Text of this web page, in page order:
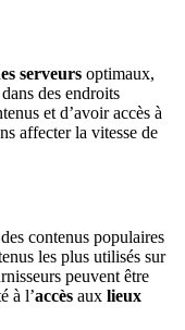
serveurs optimaux,
des endroits
et d’avoir accès à
affecter la vitesse de
contenus populaires
les plus utilisés sur
peuvent être
à l’accès aux lieux